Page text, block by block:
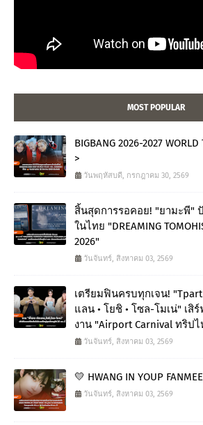
MOST POPULAR
BIGBANG 2026-2027 WORLD
>
วันพฤหัสบดี, กรกฎาคม 30, 2569
สิ้นสุดการรอคอย! "ยามะพี"
ในไทย "DREAMING
2026"
วันจันทร์, สิงหาคม 03, 2569
เตรียมฟินครบทุกเจน!
แลน • โยชิ • โซล-โมเน่" เสิ
งาน "Airport Carnival ทริป
วันจันทร์, สิงหาคม 03, 2569
💛 HWANG IN YOUP
วันจันทร์, สิงหาคม 03, 2569